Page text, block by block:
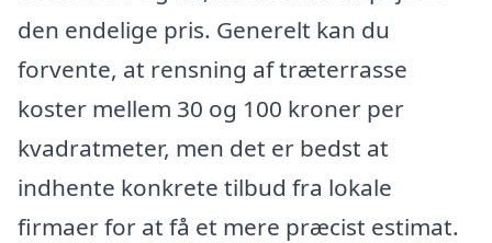
den endelige pris. Generelt kan du
forvente, at rensning af træterrasse
koster mellem 30 og 100 kroner per
kvadratmeter, men det er bedst at
indhente konkrete tilbud fra lokale
firmaer for at få et mere præcist estimat.